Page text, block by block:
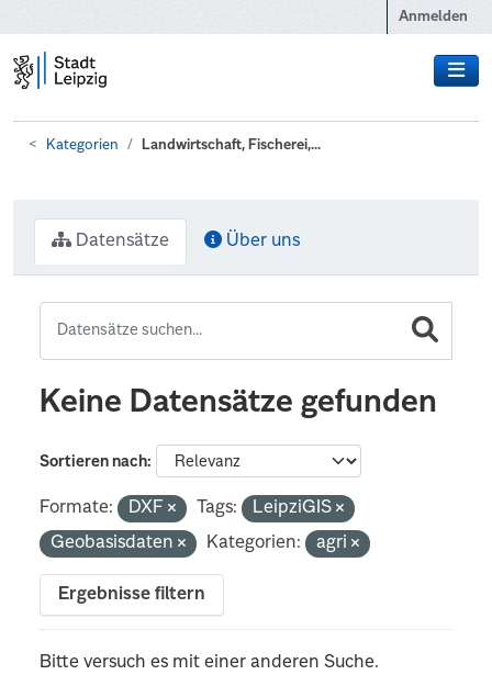
Anmelden
Kategorien Landwirtschaft, Fischerei,...
Datensätze Über uns
Keine Datensätze gefunden
Sortieren nach
Formate: DXF Tags:
LeipziGIS
Geobasisdaten
Kategorien: agri
Ergebnisse filtern
Bitte versuch es mit einer anderen Suche.